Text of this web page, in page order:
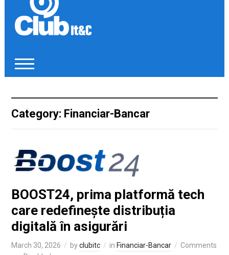
Category: Financiar-Bancar
BOOST24, prima platformă tech
care redefinește distribuția
digitală în asigurări
March 30, 2026 byclubitc in Financiar-Bancar
Comments